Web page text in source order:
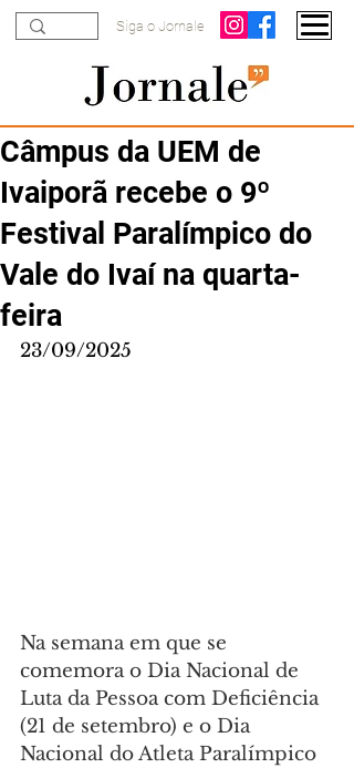
Siga o Jornale
Câmpus da UEM de
Ivaiporã recebe o 9º
Festival Paralímpico do
Vale do Ivaí na quarta-
feira
23/09/2025
Na semana em que se
comemora o Dia Nacional de
Luta da Pessoa com Deficiência
(21 de setembro) e o Dia
Nacional do Atleta Paralímpico